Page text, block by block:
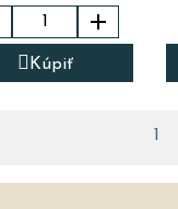

Kúpiť
1